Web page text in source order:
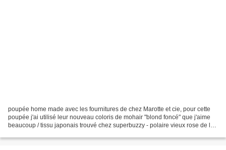
poupée home made avec les fournitures de chez Marotte et cie, pour cette
poupée j'ai utilisé leur nouveau coloris de mohair "blond foncé" que j'aime
beaucoup / tissu japonais trouvé chez superbuzzy - polaire vieux rose de la